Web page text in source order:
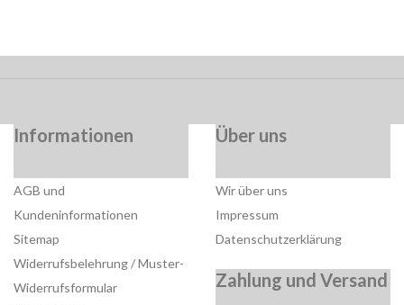
Informationen
AGB und
Kundeninformationen
Sitemap
Widerrufsbelehrung / Muster-
Widerrufsformular
Über uns
Wir über uns
Impressum
Datenschutzerklärung
Zahlung und Versand